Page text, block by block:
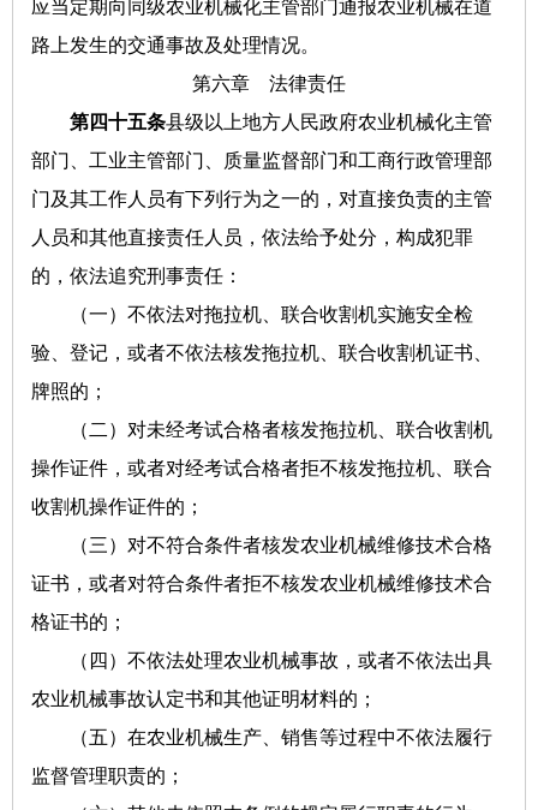
应当定期向同级农业机械化主管部门通报农业机械在道
路上发生的交通事故及处理情况。
第六章 法律责任
第四十五条县级以上地方人民政府农业机械化主管
部门、工业主管部门、质量监督部门和工商行政管理部
门及其工作人员有下列行为之一的，对直接负责的主管
人员和其他直接责任人员，依法给予处分，构成犯罪
的，依法追究刑事责任：
（一）不依法对拖拉机、联合收割机实施安全检
验、登记，或者不依法核发拖拉机、联合收割机证书、
牌照的；
（二）对未经考试合格者核发拖拉机、联合收割机
操作证件，或者对经考试合格者拒不核发拖拉机、联合
收割机操作证件的；
（三）对不符合条件者核发农业机械维修技术合格
证书，或者对符合条件者拒不核发农业机械维修技术合
格证书的；
（四）不依法处理农业机械事故，或者不依法出具
农业机械事故认定书和其他证明材料的；
（五）在农业机械生产、销售等过程中不依法履行
监督管理职责的；